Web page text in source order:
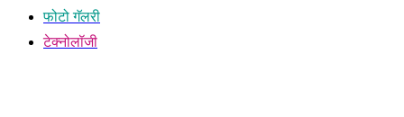
फोटो गॅलरी
टेक्नोलॉजी